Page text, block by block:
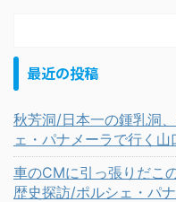
最近の投稿
秋芳洞/日本一の鍾乳洞
ェ・パナメーラで行く山
車のCMに引っ張りだこ
歴史探訪/ポルシェ・パ